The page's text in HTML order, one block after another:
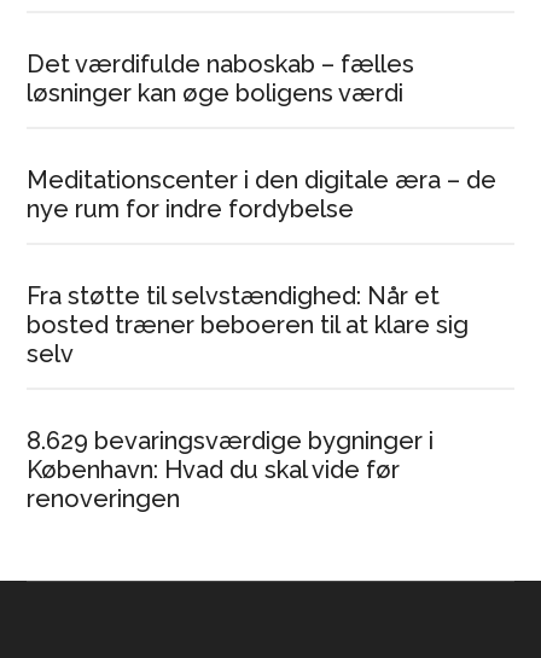
Det værdifulde naboskab – fælles
løsninger kan øge boligens værdi
Meditationscenter i den digitale æra – de
nye rum for indre fordybelse
Fra støtte til selvstændighed: Når et
bosted træner beboeren til at klare sig
selv
8.629 bevaringsværdige bygninger i
København: Hvad du skal vide før
renoveringen